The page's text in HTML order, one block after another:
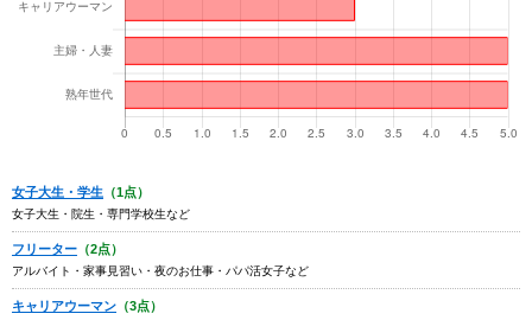
女子大生・学生 （1点）
女子大生・院生・専門学校生など
フリーター （2点）
アルバイト・家事見習い・夜のお仕事・パパ活女子など
キャリアウーマン （3点）